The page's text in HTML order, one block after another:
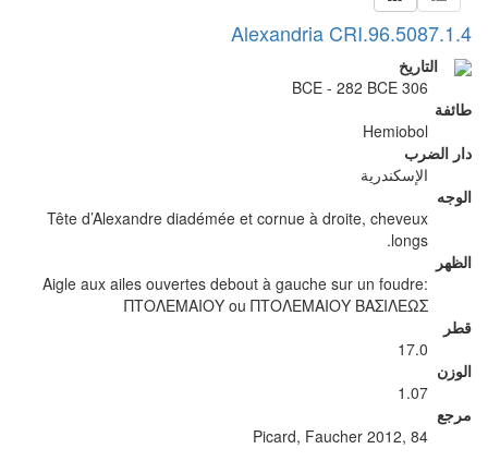
Alexandria CRI.96.5087.1.4
التاريخ
306 BCE - 282 BCE
طائفة
Hemiobol
دار الضرب
الإسكندرية
الوجه
Tête d’Alexandre diadémée et cornue à droite, cheveux
longs.
الظهر
Aigle aux ailes ouvertes debout à gauche sur un foudre:
ΠΤΟΛΕΜΑΙΟΥ ou ΠΤΟΛΕΜΑΙΟΥ ΒΑΣΙΛΕΩΣ
قطر
17.0
الوزن
1.07
مرجع
Picard, Faucher 2012, 84